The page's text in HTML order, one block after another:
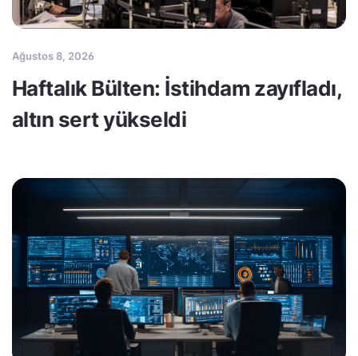
Ağustos 8, 2026
Haftalık Bülten: İstihdam zayıfladı,
altın sert yükseldi